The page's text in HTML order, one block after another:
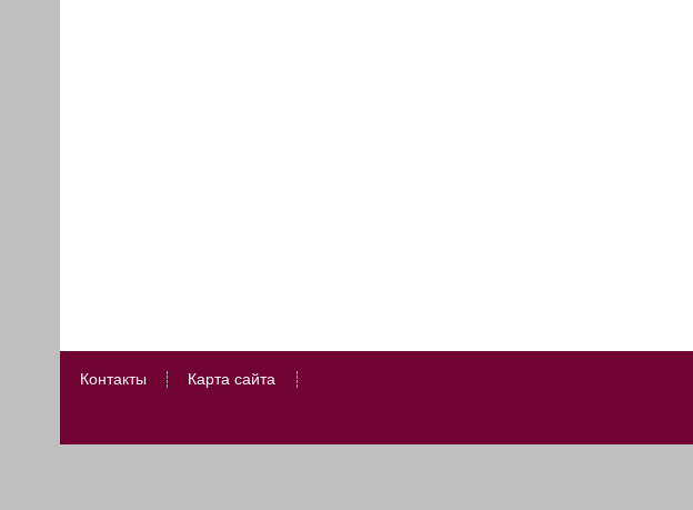
Контакты Карта сайта